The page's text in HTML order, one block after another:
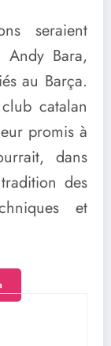
seraient
Andy Bara,
au Barça.
catalan
promis à
dans
des
et